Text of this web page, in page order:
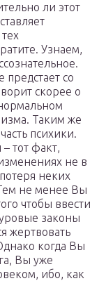
ли этот
Узнаем,
со
скорее о
Таким же
психики.
тот факт,
не в
неких
не менее Вы
чтобы ввести
законы
жертвовать
когда Вы
Вы уже
ибо, как